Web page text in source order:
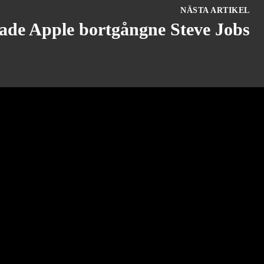
NÄSTA ARTIKEL
Apple bortgångne Steve Jobs